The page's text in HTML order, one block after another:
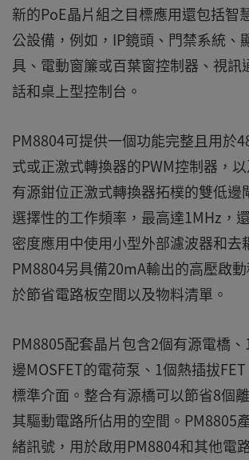
新的PoE晶片組之目標應用還包括智
公設備，例如，IP鏡頭、門禁系統、
具、電動窗簾或百葉窗控制器、視訊
話和桌上型控制台。
PM8804可提供一個功能完整且用於
式或正激式轉換器的PWM控制器，
有源鉗位正激式轉換器拓樸的雙低邊
選擇性的工作頻率，最高達1MHz，
密度應用中使用小型外部濾波器和去
PM8804另具備20mA輸出的高壓啟
於節省電路板空間以及物料清單。
PM8805配套晶片包含2個有源電橋
邊MOSFET的電荷泵、1個熱插拔
標準介面。整合有源橋可以節省8個
其驅動電路所佔用的空間。PM8805
緒訊號，用於啟用PM8804和其他電